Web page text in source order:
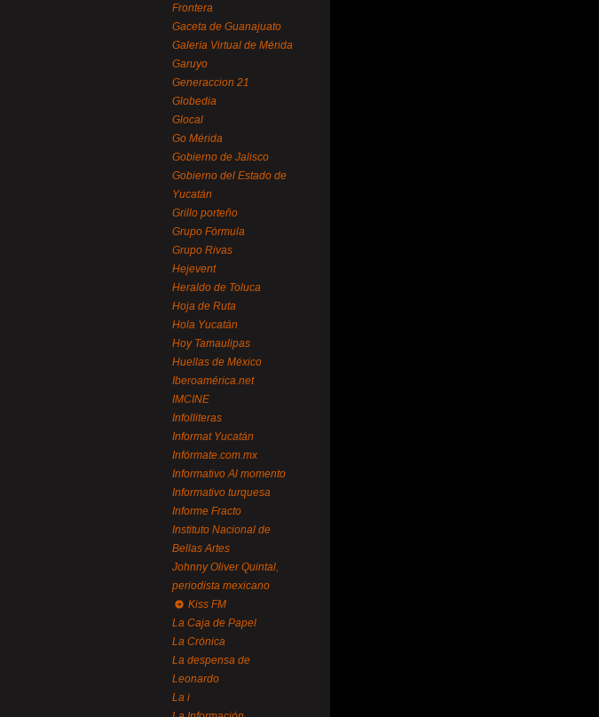
Frontera
Gaceta de Guanajuato
Galería Virtual de Mérida
Garuyo
Generaccion 21
Globedia
Glocal
Go Mérida
Gobierno de Jalisco
Gobierno del Estado de
Yucatán
Grillo porteño
Grupo Fórmula
Grupo Rivas
Hejevent
Heraldo de Toluca
Hoja de Ruta
Hola Yucatán
Hoy Tamaulipas
Huellas de México
Iberoamérica.net
IMCINE
Infolliteras
Informat Yucatán
Infórmate.com.mx
Informativo Al momento
Informativo turquesa
Informe Fracto
Instituto Nacional de
Bellas Artes
Johnny Oliver Quintal,
periodista mexicano
Kiss FM
La Caja de Papel
La Crónica
La despensa de
Leonardo
La i